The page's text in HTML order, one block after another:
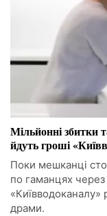
Мільйонні збитки
йдуть гроші
Поки мешканці
по гаманцях
«Київводоканалу»
драми.